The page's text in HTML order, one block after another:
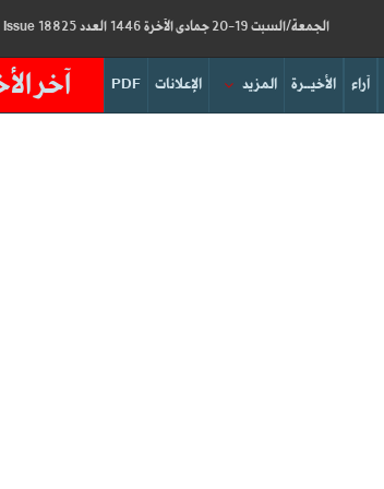
الجمعة/السبت 19-20 جمادى الآخرة 1446 العدد 18825 Issue
آخر PDF الإعلانات المزيد الأخيــرة آراء